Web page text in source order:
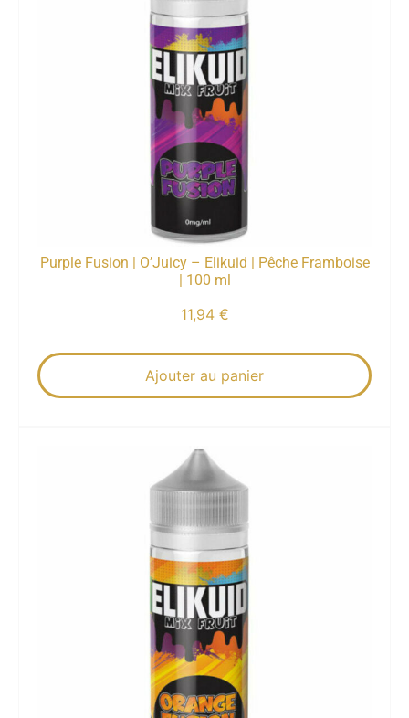
Purple Fusion | O’Juicy – Elikuid | Pêche Framboise
| 100 ml
11,94 €
Ajouter au panier